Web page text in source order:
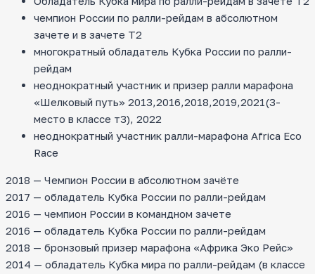
чемпион России по ралли-рейдам в абсолютном
зачете и в зачете Т2
многократный обладатель Кубка России по ралли-
рейдам
неоднократный участник и призер ралли марафона
«Шелковый путь» 2013,2016,2018,2019,2021(3-
место в классе т3), 2022
неоднократный участник ралли-марафона Africa Eco
Race
2018 — Чемпион России в абсолютном зачёте
2017 — обладатель Кубка России по ралли-рейдам
2016 — чемпион России в командном зачете
2016 — обладатель Кубка России по ралли-рейдам
2018 — бронзовый призер марафона «Африка Эко Рейс»
2014 — обладатель Кубка мира по ралли-рейдам (в классе